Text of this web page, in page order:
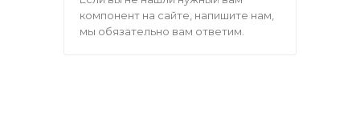
компонент на сайте, напишите нам,
мы обязательно вам ответим.